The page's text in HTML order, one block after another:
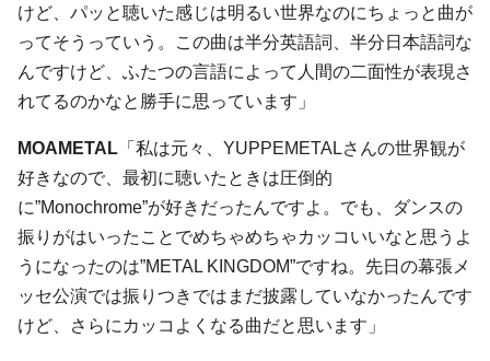
けど、パッと聴いた感じは明るい世界なのにちょっと曲が
ってそうっていう。この曲は半分英語詞、半分日本語詞な
んですけど、ふたつの言語によって人間の二面性が表現さ
れてるのかなと勝手に思っています」
MOAMETAL 「私は元々、YUPPEMETALさんの世界観が
好きなので、最初に聴いたときは圧倒的
に”Monochrome”が好きだったんですよ。でも、ダンスの
振りがはいったことでめちゃめちゃカッコいいなと思うよ
うになったのは”METAL KINGDOM”ですね。先日の幕張メ
ッセ公演では振りつきではまだ披露していなかったんです
けど、さらにカッコよくなる曲だと思います」